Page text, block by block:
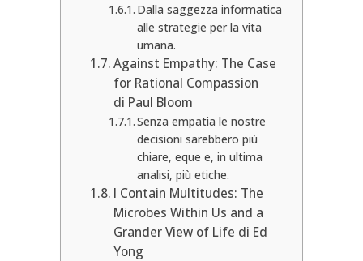
Dalla saggezza informatica
alle strategie per la vita
umana.
Against Empathy: The Case
for Rational Compassion
di Paul Bloom
Senza empatia le nostre
decisioni sarebbero più
chiare, eque e, in ultima
analisi, più etiche.
I Contain Multitudes: The
Microbes Within Us and a
Grander View of Life di Ed
Yong